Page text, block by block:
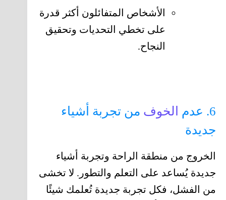
الأشخاص المتفائلون أكثر قدرة
على تخطي التحديات وتحقيق
النجاح.
6. عدم الخوف من تجربة أشياء
جديدة
الخروج من منطقة الراحة وتجربة أشياء
جديدة يُساعد على التعلم والتطور. لا تخشى
من الفشل، فكل تجربة جديدة تُعلمك شيئًا